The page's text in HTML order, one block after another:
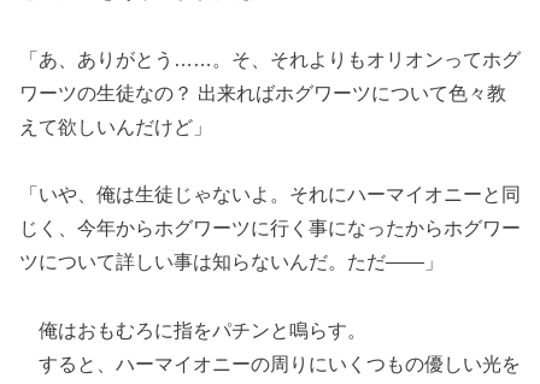
「あ、ありがとう……。そ、それよりもオリオンってホグ
ワーツの生徒なの？ 出来ればホグワーツについて色々教
えて欲しいんだけど」
「いや、俺は生徒じゃないよ。それにハーマイオニーと同
じく、今年からホグワーツに行く事になったからホグワー
ツについて詳しい事は知らないんだ。ただ――」
俺はおもむろに指をパチンと鳴らす。
すると、ハーマイオニーの周りにいくつもの優しい光を